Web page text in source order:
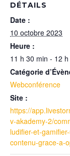
DÉTAILS
Date :
10 octobre 2023
Heure :
11 h 30 min - 12
Catégorie
Webconférence
Site :
https://
v-akademy-2/
ludifier-et-
contenu-grace-a-